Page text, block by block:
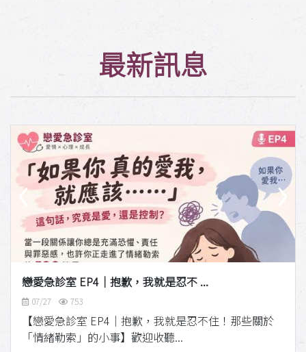
最新訊息
戀愛急診室 EP4｜抱歉，我就是忍不 ...
07/27 753
【戀愛急診室 EP4｜抱歉，我就是忍不住！那些關於
「情緒勒索」的小事】歡迎收聽...
‹ ›